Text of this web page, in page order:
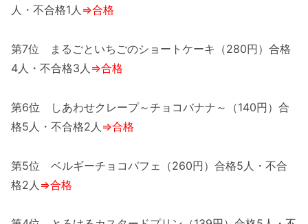
人・不合格1人 ⇒合格
第7位 まるごといちごのショートケーキ（280円）合格
4人・不合格3人 ⇒合格
第6位 しあわせクレープ～チョコバナナ～（140円）合
格5人・不合格2人 ⇒合格
第5位 ベルギーチョコパフェ（260円）合格5人・不合
格2人 ⇒合格